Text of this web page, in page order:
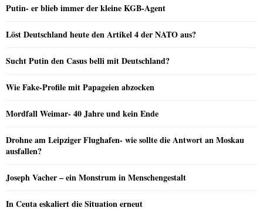
Putin- er blieb immer der kleine KGB-Agent
Löst Deutschland heute den Artikel 4 der NATO aus?
Sucht Putin den Casus belli mit Deutschland?
Wie Fake-Profile mit Papageien abzocken
Mordfall Weimar- 40 Jahre und kein Ende
Drohne am Leipziger Flughafen- wie sollte die Antwort an Moskau
ausfallen?
Joseph Vacher – ein Monstrum in Menschengestalt
In Ceuta eskaliert die Situation erneut